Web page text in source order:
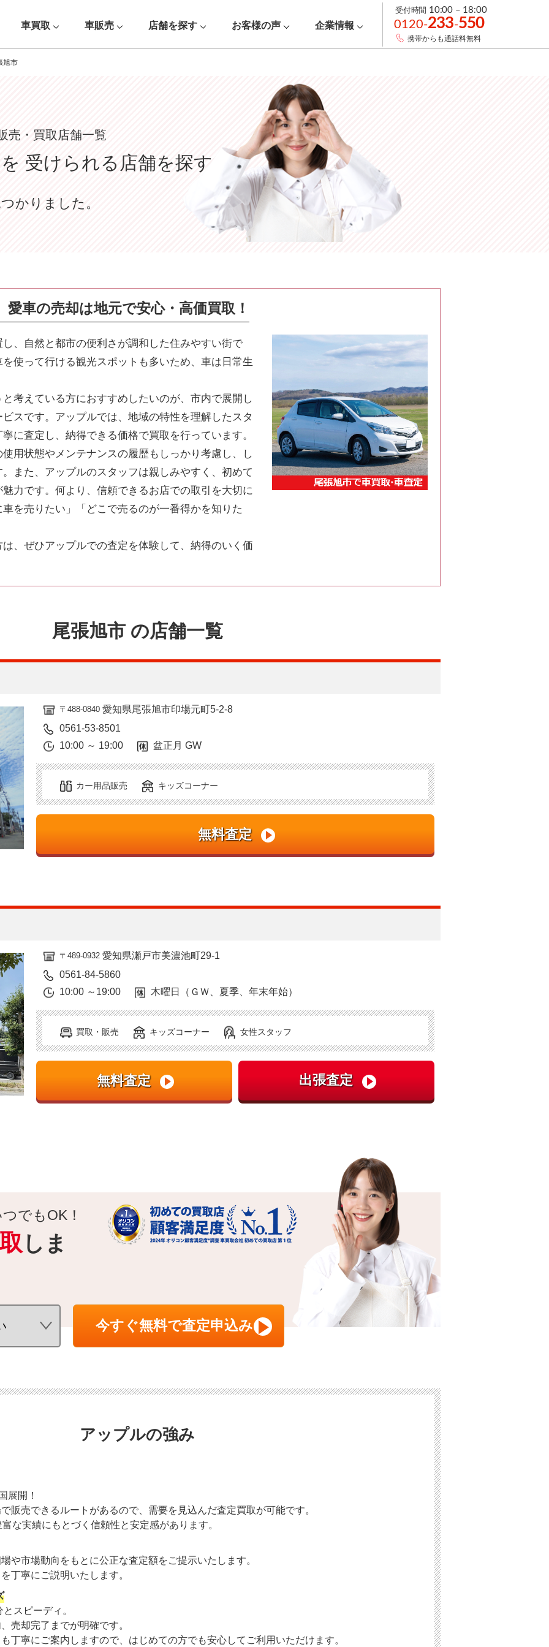
車買取 車販売 店舗を探す お客様の声 企業情報
受付時間 10:00 – 18:00
0120-233-550
携帯からも通話料無料
旭市
売・買取店舗一覧
受けられる店舗を探す
かりました。
愛車の売却は地元で安心・高価買取！
、自然と都市の便利さが調和した住みやすい街で
使って行ける観光スポットも多いため、車は日常生
考えている方におすすめしたいのが、市内で展開し
スです。アップルでは、地域の特性を理解したスタ
に査定し、納得できる価格で買取を行っています。
用状態やメンテナンスの履歴もしっかり考慮し、し
また、アップルのスタッフは親しみやすく、初めて
力です。何より、信頼できるお店での取引を大切に
を売りたい」「どこで売るのが一番得かを知りた
、ぜひアップルでの査定を体験して、納得のいく価
尾張旭市 の店舗一覧
〒488-0840 愛知県尾張旭市印場元町5-2-8
0561-53-8501
10:00 ～ 19:00
盆正月 GW
カー用品販売 キッズコーナー
〒489-0932 愛知県瀬戸市美濃池町29-1
0561-84-5860
10:00 ～19:00
木曜日（ＧＷ、夏季、年末年始）
買取・販売 キッズコーナー 女性スタッフ
でもOK！
しま
今すぐ無料で査定申込み
アップルの強み
展開！
販売できるルートがあるので、需要を見込んだ査定買取が可能です。
な実績にもとづく信頼性と安定感があります。
や市場動向をもとに公正な査定額をご提示いたします。
丁寧にご説明いたします。
スピーディ。
売却完了までが明確です。
丁寧にご案内しますので、はじめての方でも安心してご利用いただけます。